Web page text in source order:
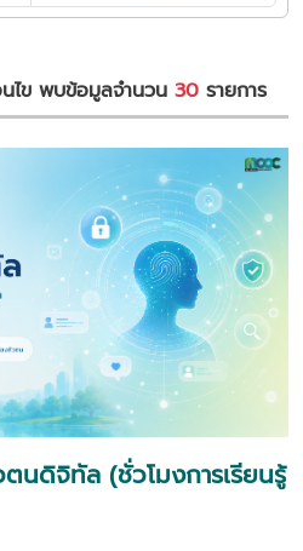
ไข พบข้อมูลจำนวน 30 รายการ
นดิจิทัล (ชั่วโมงการเรียนรู้